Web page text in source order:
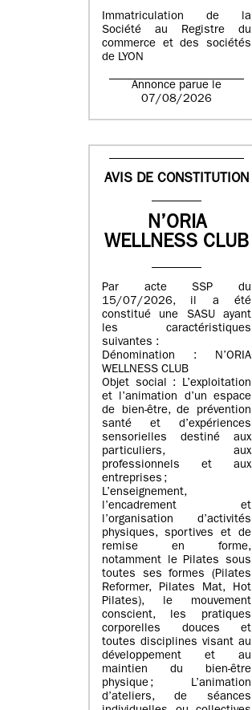
Immatriculation de la
Société au Registre du
commerce et des sociétés
de LYON
Annonce parue le
07/08/2026
AVIS DE CONSTITUTION
N’ORIA
WELLNESS CLUB
Par acte SSP du
15/07/2026, il a été
constitué une SASU ayant
les caractéristiques
suivantes :
Dénomination : N’ORIA
WELLNESS CLUB
Objet social : L’exploitation
et l’animation d’un espace
de bien-être, de prévention
santé et d’expériences
sensorielles destiné aux
particuliers, aux
professionnels et aux
entreprises ;
L’enseignement,
l’encadrement et
l’organisation d’activités
physiques, sportives et de
remise en forme,
notamment le Pilates sous
toutes ses formes (Pilates
Reformer, Pilates Mat, Hot
Pilates), le mouvement
conscient, les pratiques
corporelles douces et
toutes disciplines visant au
développement et au
maintien du bien-être
physique ; L’animation
d’ateliers, de séances